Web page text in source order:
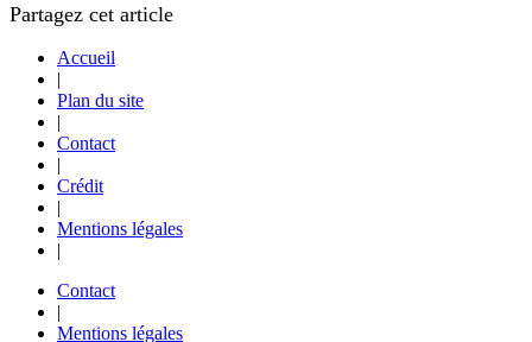
Partagez cet article
Accueil
|
Plan du site
|
Contact
|
Crédit
|
Mentions légales
|
Contact
|
Mentions légales